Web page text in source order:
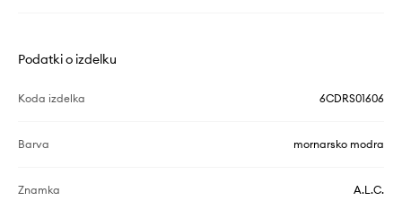
Podatki o izdelku
Koda izdelka 6CDRS01606
Barva mornarsko modra
Znamka A.L.C.